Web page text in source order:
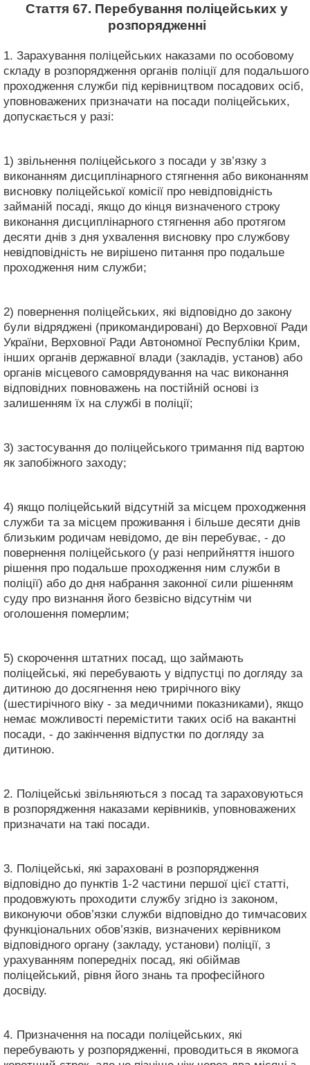
Стаття 67. Перебування поліцейських у
розпорядженні
1. Зарахування поліцейських наказами по особовому
складу в розпорядження органів поліції для подальшого
проходження служби під керівництвом посадових осіб,
уповноважених призначати на посади поліцейських,
допускається у разі:
1) звільнення поліцейського з посади у зв’язку з
виконанням дисциплінарного стягнення або виконанням
висновку поліцейської комісії про невідповідність
займаній посаді, якщо до кінця визначеного строку
виконання дисциплінарного стягнення або протягом
десяти днів з дня ухвалення висновку про службову
невідповідність не вирішено питання про подальше
проходження ним служби;
2) повернення поліцейських, які відповідно до закону
були відряджені (прикомандировані) до Верховної Ради
України, Верховної Ради Автономної Республіки Крим,
інших органів державної влади (закладів, установ) або
органів місцевого самоврядування на час виконання
відповідних повноважень на постійній основі із
залишенням їх на службі в поліції;
3) застосування до поліцейського тримання під вартою
як запобіжного заходу;
4) якщо поліцейський відсутній за місцем проходження
служби та за місцем проживання і більше десяти днів
близьким родичам невідомо, де він перебуває, - до
повернення поліцейського (у разі неприйняття іншого
рішення про подальше проходження ним служби в
поліції) або до дня набрання законної сили рішенням
суду про визнання його безвісно відсутнім чи
оголошення померлим;
5) скорочення штатних посад, що займають
поліцейські, які перебувають у відпустці по догляду за
дитиною до досягнення нею трирічного віку
(шестирічного віку - за медичними показниками), якщо
немає можливості перемістити таких осіб на вакантні
посади, - до закінчення відпустки по догляду за
дитиною.
2. Поліцейські звільняються з посад та зараховуються
в розпорядження наказами керівників, уповноважених
призначати на такі посади.
3. Поліцейські, які зараховані в розпорядження
відповідно до пунктів 1-2 частини першої цієї статті,
продовжують проходити службу згідно із законом,
виконуючи обов’язки служби відповідно до тимчасових
функціональних обов’язків, визначених керівником
відповідного органу (закладу, установи) поліції, з
урахуванням попередніх посад, які обіймав
поліцейський, рівня його знань та професійного
досвіду.
4. Призначення на посади поліцейських, які
перебувають у розпорядженні, проводиться в якомога